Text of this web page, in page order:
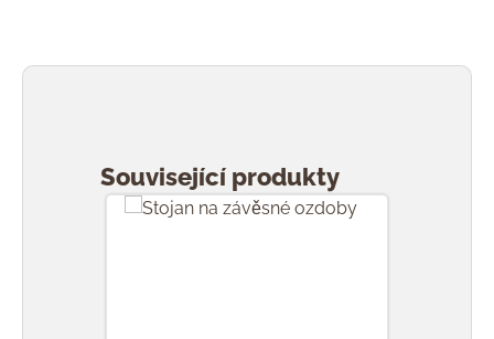
Související produkty